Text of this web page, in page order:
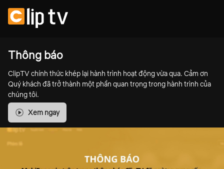
Thông báo
ClipTV chính thức khép lại hành trình hoạt động vừa qua. Cảm ơn
Quý khách đã trở thành một phần quan trọng trong hành trình của
chúng tôi.
Xem ngay